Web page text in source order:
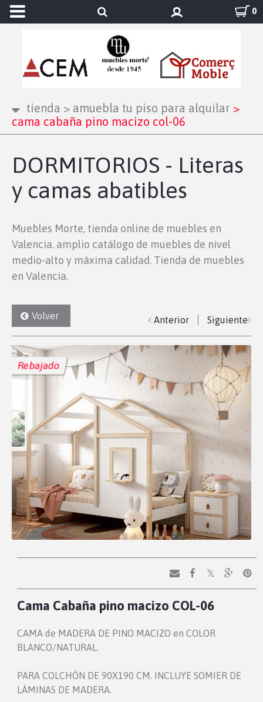
0
tienda > amuebla tu piso para alquilar >
cama cabaña pino macizo col-06
DORMITORIOS - Literas
y camas abatibles
Muebles Morte, tienda online de muebles en
Valencia. amplio catálogo de muebles de nivel
medio-alto y máxima calidad. Tienda de muebles
en Valencia.
Volver Anterior Siguiente
Rebajado
Cama Cabaña pino macizo COL-06
CAMA de MADERA DE PINO MACIZO en COLOR
BLANCO/NATURAL.
PARA COLCHÓN DE 90X190 CM. INCLUYE SOMIER DE
LÁMINAS DE MADERA.